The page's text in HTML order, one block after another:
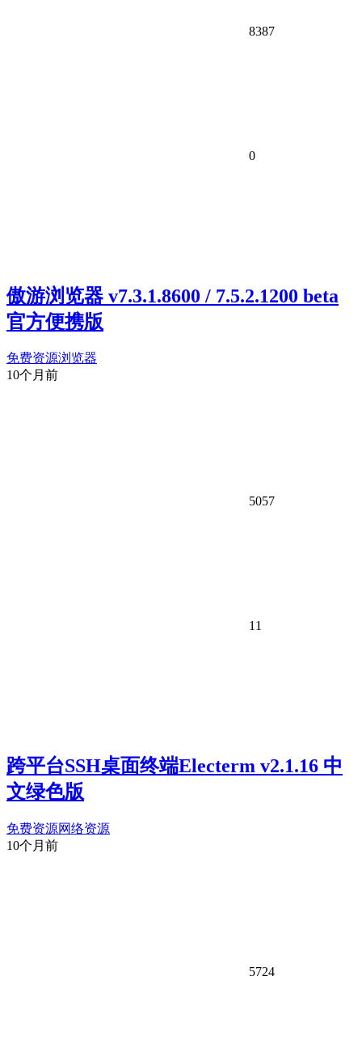
8387
0
傲游浏览器 v7.3.1.8600 / 7.5.2.1200 beta
官方便携版
免费资源浏览器
10个月前
5057
11
跨平台SSH桌面终端Electerm v2.1.16 中
文绿色版
免费资源网络资源
10个月前
5724